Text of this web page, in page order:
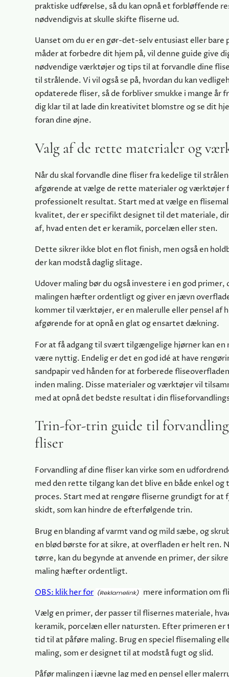
praktiske udførelse, så du kan opnå et forbløffende
nødvendigvis at skulle skifte fliserne ud.
Uanset om du er en gør-det-selv entusiast eller bare
måder at forbedre dit hjem på, vil denne guide give
nødvendige værktøjer og tips til at forvandle dine
til strålende. Vi vil også se på, hvordan du kan
opdaterede fliser, så de forbliver smukke i mange år
dig klar til at lade din kreativitet blomstre og se dit
foran dine øjne.
Valg af de rette materialer og
Når du skal forvandle dine fliser fra kedelige til
afgørende at vælge de rette materialer og værktøjer
professionelt resultat. Start med at vælge en
kvalitet, der er specifikt designet til det materiale,
af, hvad enten det er keramik, porcelæn eller sten.
Dette sikrer ikke blot en flot finish, men også en
der kan modstå daglig slitage.
Udover maling bør du også investere i en god primer,
malingen hæfter ordentligt og giver en jævn
kommer til værktøjer, er en malerulle eller pensel af
afgørende for at opnå en glat og ensartet dækning.
For at få adgang til svært tilgængelige hjørner kan en
være nyttig. Endelig er det en god idé at have
sandpapir ved hånden for at forberede
inden maling. Disse materialer og værktøjer vil
med at opnå det bedste resultat i din
Trin-for-trin guide til
fliser
Forvandling af dine fliser kan virke som en
med den rette tilgang kan det blive en både enkel
proces. Start med at rengøre fliserne grundigt for at
skidt, som kan hindre de efterfølgende trin.
Brug en blanding af varmt vand og mild sæbe, og
en blød børste for at sikre, at overfladen er helt ren.
tørre, kan du begynde at anvende en primer, der
maling hæfter ordentligt.
OBS: klik her for
mere information om
Vælg en primer, der passer til flisernes materiale,
keramik, porcelæn eller natursten. Efter primeren
tid til at påføre maling. Brug en speciel flisemaling
maling, som er designet til at modstå fugt og slid.
Påfør malingen i jævne lag med en pensel eller